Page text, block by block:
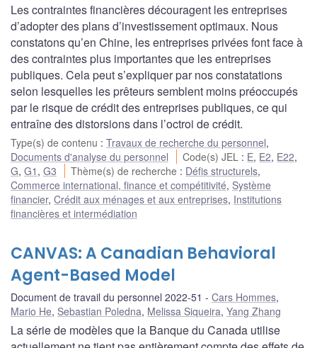
Les contraintes financières découragent les entreprises
d’adopter des plans d’investissement optimaux. Nous
constatons qu’en Chine, les entreprises privées font face à
des contraintes plus importantes que les entreprises
publiques. Cela peut s’expliquer par nos constatations
selon lesquelles les prêteurs semblent moins préoccupés
par le risque de crédit des entreprises publiques, ce qui
entraîne des distorsions dans l’octroi de crédit.
Type(s) de contenu : Travaux de recherche du personnel,
Documents d'analyse du personnel
Code(s) JEL : E, E2, E22,
G, G1 , G3 Thème(s) de recherche : Défis structurels,
Commerce international, finance et compétitivité, Système
financier, Crédit aux ménages et aux entreprises, Institutions
financières et intermédiation
CANVAS: A Canadian Behavioral
Agent-Based Model
Document de travail du personnel 2022-51 Cars Hommes,
Mario He, Sebastian Poledna, Melissa Siqueira, Yang Zhang
La série de modèles que la Banque du Canada utilise